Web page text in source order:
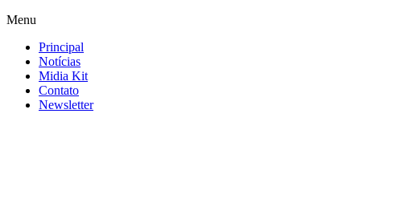
Menu
Principal
Notícias
Midia Kit
Contato
Newsletter